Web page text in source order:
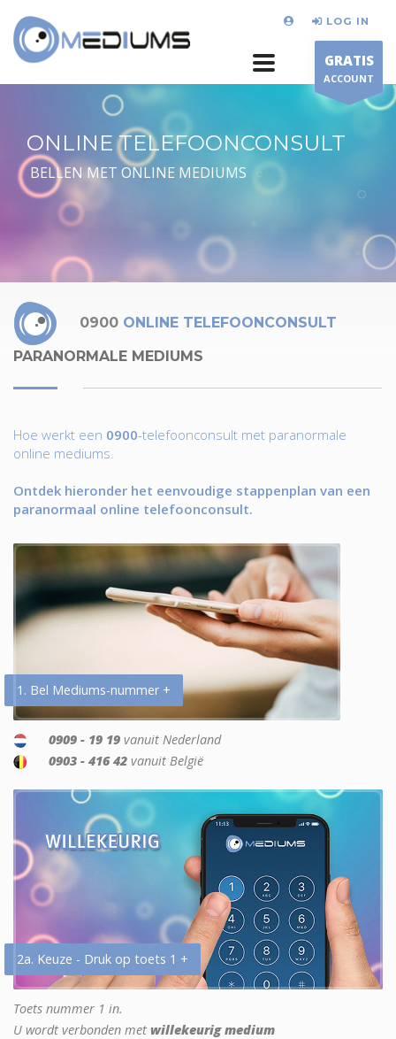
LOG IN
GRATIS
ACCOUNT
ONLINE TELEFOONCONSULT
BELLEN MET ONLINE MEDIUMS
0900 ONLINE TELEFOONCONSULT
PARANORMALE MEDIUMS
Hoe werkt een 0900-telefoonconsult met paranormale
online mediums.
Ontdek hieronder het eenvoudige stappenplan van een
paranormaal online telefoonconsult.
1. Bel Mediums-nummer +
0909 - 19 19 vanuit Nederland
0903 - 416 42 vanuit België
2a. Keuze - Druk op toets 1 +
Toets nummer 1 in.
U wordt verbonden met willekeurig medium